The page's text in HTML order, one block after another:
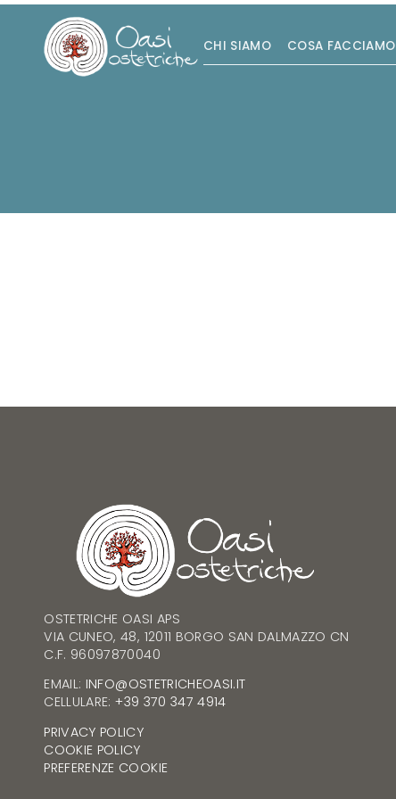
CHI SIAMO COSA FACCIAMO
OSTETRICHE OASI APS
VIA CUNEO, 48, 12011 BORGO SAN DALMAZZO CN
C.F. 96097870040
EMAIL: INFO@OSTETRICHEOASI.IT
CELLULARE: +39 370 347 4914
PRIVACY POLICY
COOKIE POLICY
PREFERENZE COOKIE